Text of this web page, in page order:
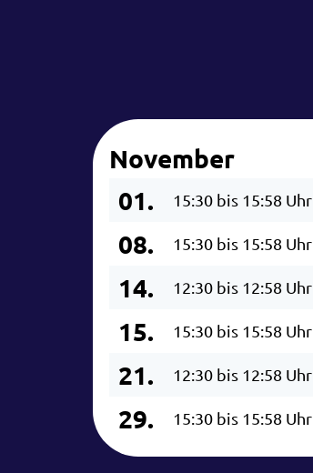
November
01.
15:30 bis 15:58 Uhr
08. 15:30 bis 15:58 Uhr
14. 12:30 bis 12:58 Uhr
15. 15:30 bis 15:58 Uhr
21. 12:30 bis 12:58 Uhr
29. 15:30 bis 15:58 Uhr